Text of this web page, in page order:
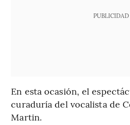
PUBLICIDAD
En esta ocasión, el
curaduría del vocalista de
Martin.